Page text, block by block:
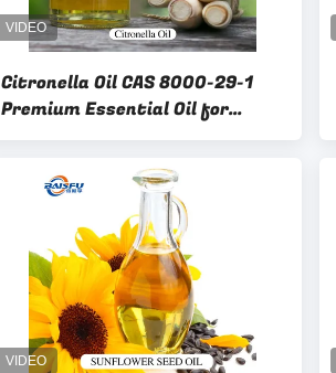
Citronella Oil CAS 8000-29-1
Premium Essential Oil for
Natural Insect Repellent and
Aromatherapy Applications